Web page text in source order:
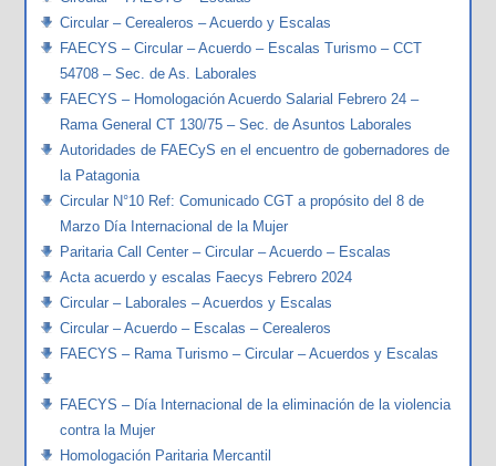
Circular – Cerealeros – Acuerdo y Escalas
FAECYS – Circular – Acuerdo – Escalas Turismo – CCT
54708 – Sec. de As. Laborales
FAECYS – Homologación Acuerdo Salarial Febrero 24 –
Rama General CT 130/75 – Sec. de Asuntos Laborales
Autoridades de FAECyS en el encuentro de gobernadores de
la Patagonia
Circular N°10 Ref: Comunicado CGT a propósito del 8 de
Marzo Día Internacional de la Mujer
Paritaria Call Center – Circular – Acuerdo – Escalas
Acta acuerdo y escalas Faecys Febrero 2024
Circular – Laborales – Acuerdos y Escalas
Circular – Acuerdo – Escalas – Cerealeros
FAECYS – Rama Turismo – Circular – Acuerdos y Escalas
FAECYS – Día Internacional de la eliminación de la violencia
contra la Mujer
Homologación Paritaria Mercantil